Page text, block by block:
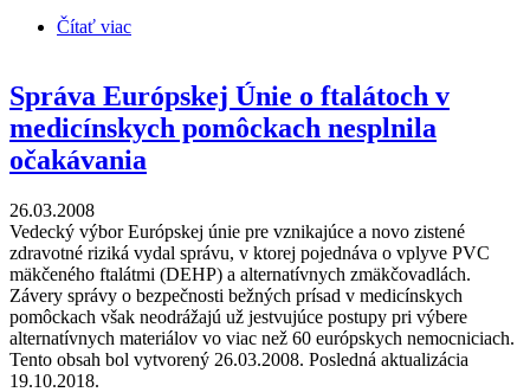
Čítať viac
Správa Európskej Únie o ftalátoch v
medicínskych pomôckach nesplnila
očakávania
26.03.2008
Vedecký výbor Európskej únie pre vznikajúce a novo zistené
zdravotné riziká vydal správu, v ktorej pojednáva o vplyve PVC
mäkčeného ftalátmi (DEHP) a alternatívnych zmäkčovadlách.
Závery správy o bezpečnosti bežných prísad v medicínskych
pomôckach však neodrážajú už jestvujúce postupy pri výbere
alternatívnych materiálov vo viac než 60 európskych nemocniciach.
Tento obsah bol vytvorený 26.03.2008. Posledná aktualizácia
19.10.2018.